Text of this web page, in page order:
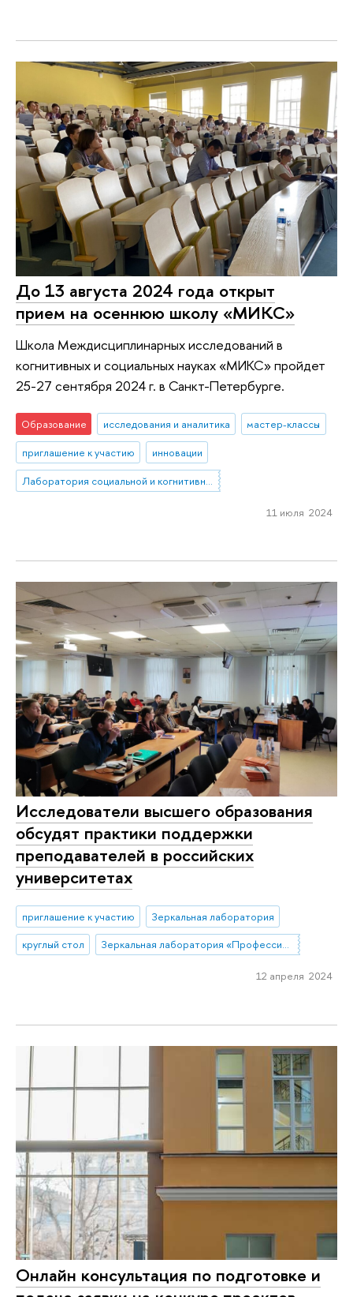
До 13 августа 2024 года открыт
прием на осеннюю школу «МИКС»
Школа Междисциплинарных исследований в
когнитивных и социальных науках «МИКС» пройдет
25-27 сентября 2024 г. в Санкт-Петербурге.
Образование исследования и аналитика
мастер-классы
приглашение к участию
инновации
Лаборатория социальной и когнитивной информатики
11 июля 2024
Исследователи высшего образования
обсудят практики поддержки
преподавателей в российских
университетах
приглашение к участию
Зеркальная лаборатория
круглый стол
Зеркальная лаборатория «Профессиональные стратегии преподавателей высшей школы в современной России»
12 апреля 2024
Онлайн консультация по подготовке и